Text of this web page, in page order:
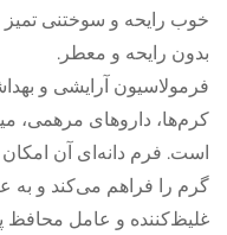
خوب رایحه و سوختنی
بدون رایحه و معطر.
فرمولاسیون آرایشی و
کرم‌ها، داروهای مرهمی،
است. فرم دانه‌ای آن
گرم را فراهم می‌کند و به
غلیظ‌کننده و عامل